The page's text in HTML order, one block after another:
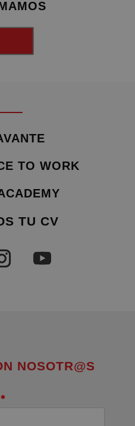
TO WORK
TU CV
NOSOTR@S
*